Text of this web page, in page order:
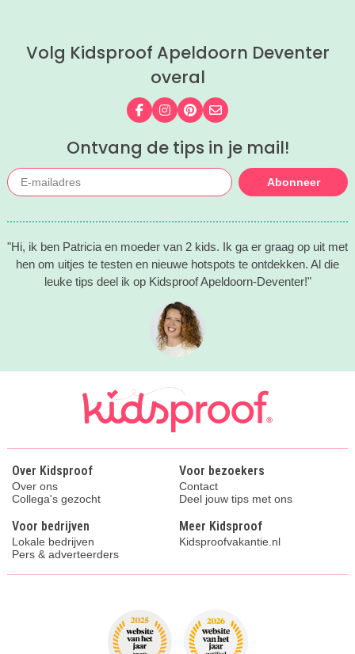
Volg Kidsproof Apeldoorn Deventer
overal
Volg ons op Facebook
Volg ons op Instagram
Volg ons op Pinterest
Mail ons
Ontvang de tips in je mail!
Abonneer
"Hi, ik ben Patricia en moeder van 2 kids. Ik ga er graag op uit met
hen om uitjes te testen en nieuwe hotspots te ontdekken. Al die
leuke tips deel ik op Kidsproof Apeldoorn-Deventer!"
Over Kidsproof
Over ons
Collega's gezocht
Voor bezoekers
Contact
Deel jouw tips met ons
Voor bedrijven
Lokale bedrijven
Pers & adverteerders
Meer Kidsproof
Kidsproofvakantie.nl